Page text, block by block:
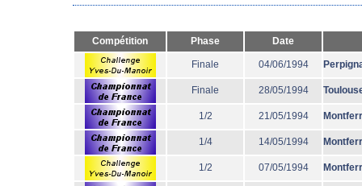
Compétition Phase Date
Finale 04/06/1994
Finale 28/05/1994
1/2 21/05/1994
1/4 14/05/1994
1/2 07/05/1994